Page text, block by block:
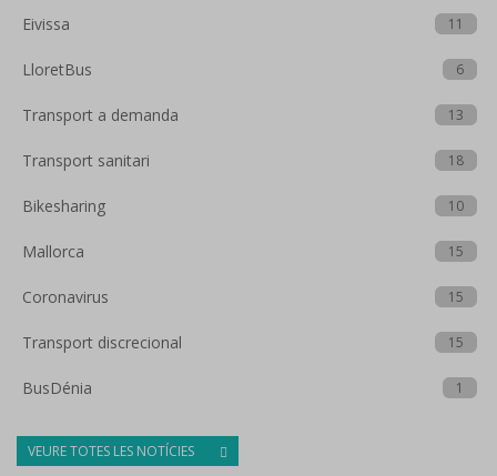
Eivissa 11
LloretBus 6
Transport a demanda 13
Transport sanitari 18
Bikesharing 10
Mallorca 15
Coronavirus 15
Transport discrecional 15
BusDénia 1
VEURE TOTES LES NOTÍCIES